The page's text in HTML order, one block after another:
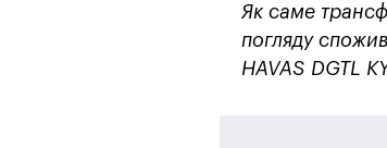
Як саме
погляду
HAVAS DGTL